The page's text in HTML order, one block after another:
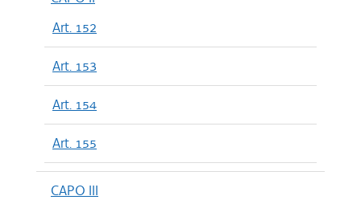
Art. 152
Art. 153
Art. 154
Art. 155
CAPO III